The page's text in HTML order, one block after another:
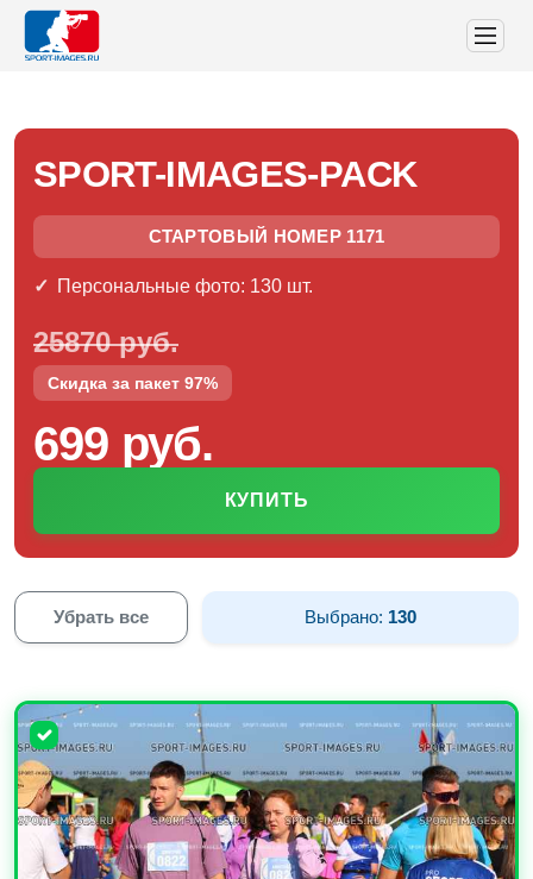
SPORT-IMAGES-PACK
СТАРТОВЫЙ НОМЕР 1171
Персональные фото: 130 шт.
25870 руб.
Скидка за пакет 97%
699 руб.
КУПИТЬ
Убрать все Выбрано: 130